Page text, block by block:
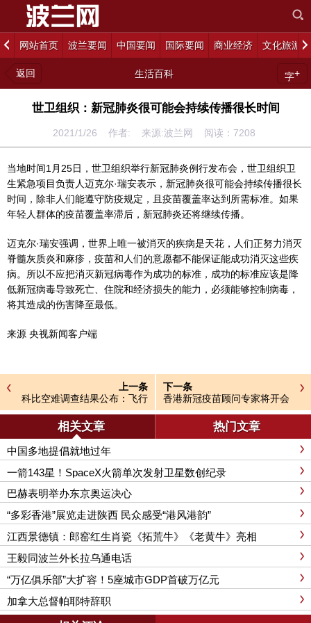
网站首页 波兰要闻 中国要闻 国际要闻 商业经济 文化旅游
返回 生活百科 字+
世卫组织：新冠肺炎很可能会持续传播很长时间
2021/1/26 作者: 来源:波兰网 阅读： 7208
当地时间1月25日，世卫组织举行新冠肺炎例行发布会，世卫组织卫
生紧急项目负责人迈克尔·瑞安表示，新冠肺炎很可能会持续传播很长
时间，除非人们能遵守防疫规定，且疫苗覆盖率达到所需标准。如果
年轻人群体的疫苗覆盖率滞后，新冠肺炎还将继续传播。
迈克尔·瑞安强调，世界上唯一被消灭的疾病是天花，人们正努力消灭
脊髓灰质炎和麻疹，疫苗和人们的意愿都不能保证能成功消灭这些疾
病。所以不应把消灭新冠病毒作为成功的标准，成功的标准应该是降
低新冠病毒导致死亡、住院和经济损失的能力，必须能够控制病毒，
将其造成的伤害降至最低。
来源 央视新闻客户端
上一条
科比空难调查结果公布：飞行
员曾经历“空间定向障碍”
下一条
香港新冠疫苗顾问专家将开会
讨论复星疫苗
相关文章 热门文章
中国多地提倡就地过年
一箭143星！SpaceX火箭单次发射卫星数创纪录
巴赫表明举办东京奥运决心
“多彩香港”展览走进陕西 民众感受“港风港韵”
江西景德镇：郎窑红生肖瓷《拓荒牛》《老黄牛》亮相
王毅同波兰外长拉乌通电话
“万亿俱乐部”大扩容！5座城市GDP首破万亿元
加拿大总督帕耶特辞职